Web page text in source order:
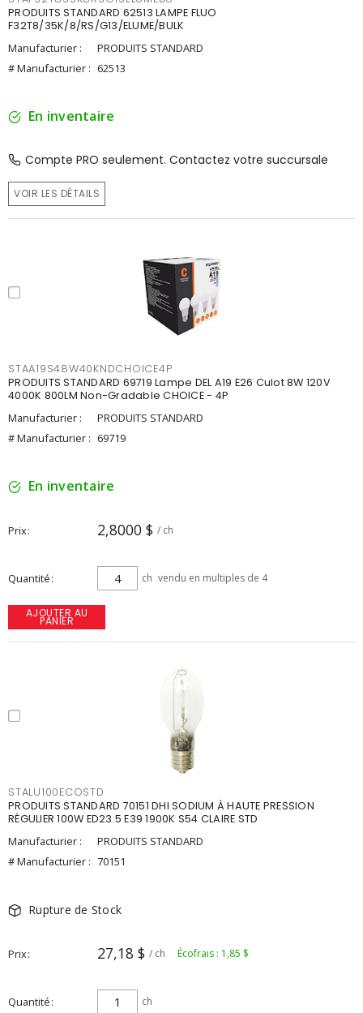
PRODUITS STANDARD 62513 LAMPE FLUO
F32T8/35K/8/RS/G13/ELUME/BULK
Manufacturier :
PRODUITS STANDARD
# Manufacturier : 62513
En inventaire
Compte PRO seulement. Contactez votre succursale
VOIR LES DÉTAILS
STAA19S48W40KNDCHOICE4P
PRODUITS STANDARD 69719 Lampe DEL A19 E26 Culot 8W 120V
4000K 800LM Non-Gradable CHOICE - 4P
Manufacturier :
PRODUITS STANDARD
# Manufacturier : 69719
En inventaire
Prix 2,8000 $ / ch
Quantité ch vendu en multiples de 4
AJOUTER AU
PANIER
STALU100ECOSTD
PRODUITS STANDARD 70151 DHI SODIUM À HAUTE PRESSION
RÉGULIER 100W ED23.5 E39 1900K S54 CLAIRE STD
Manufacturier :
PRODUITS STANDARD
# Manufacturier : 70151
Rupture de Stock
Prix 27,18 $ / ch Écofrais : 1,85 $
Quantité ch